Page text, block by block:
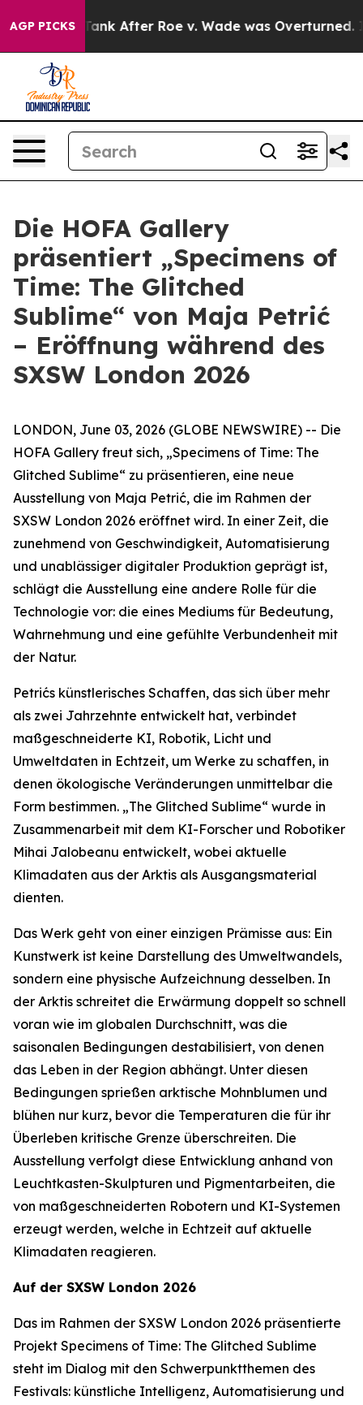
AGP PICKSto Tank After Roe v. Wade was Overturned.
Die HOFA Gallery
präsentiert „Specimens of
Time: The Glitched
Sublime“ von Maja Petrić
– Eröffnung während des
SXSW London 2026
LONDON, June 03, 2026 (GLOBE NEWSWIRE) -- Die
HOFA Gallery freut sich, „Specimens of Time: The
Glitched Sublime“ zu präsentieren, eine neue
Ausstellung von Maja Petrić, die im Rahmen der
SXSW London 2026 eröffnet wird. In einer Zeit, die
zunehmend von Geschwindigkeit, Automatisierung
und unablässiger digitaler Produktion geprägt ist,
schlägt die Ausstellung eine andere Rolle für die
Technologie vor: die eines Mediums für Bedeutung,
Wahrnehmung und eine gefühlte Verbundenheit mit
der Natur.
Petrićs künstlerisches Schaffen, das sich über mehr
als zwei Jahrzehnte entwickelt hat, verbindet
maßgeschneiderte KI, Robotik, Licht und
Umweltdaten in Echtzeit, um Werke zu schaffen, in
denen ökologische Veränderungen unmittelbar die
Form bestimmen. „The Glitched Sublime“ wurde in
Zusammenarbeit mit dem KI-Forscher und Robotiker
Mihai Jalobeanu entwickelt, wobei aktuelle
Klimadaten aus der Arktis als Ausgangsmaterial
dienten.
Das Werk geht von einer einzigen Prämisse aus: Ein
Kunstwerk ist keine Darstellung des Umweltwandels,
sondern eine physische Aufzeichnung desselben. In
der Arktis schreitet die Erwärmung doppelt so schnell
voran wie im globalen Durchschnitt, was die
saisonalen Bedingungen destabilisiert, von denen
das Leben in der Region abhängt. Unter diesen
Bedingungen sprießen arktische Mohnblumen und
blühen nur kurz, bevor die Temperaturen die für ihr
Überleben kritische Grenze überschreiten. Die
Ausstellung verfolgt diese Entwicklung anhand von
Leuchtkasten-Skulpturen und Pigmentarbeiten, die
von maßgeschneiderten Robotern und KI-Systemen
erzeugt werden, welche in Echtzeit auf aktuelle
Klimadaten reagieren.
Auf der SXSW London 2026
Das im Rahmen der SXSW London 2026 präsentierte
Projekt Specimens of Time: The Glitched Sublime
steht im Dialog mit den Schwerpunktthemen des
Festivals: künstliche Intelligenz, Automatisierung und